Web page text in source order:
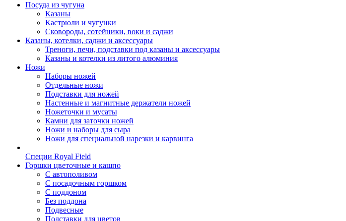
Посуда из чугуна
Казаны
Кастрюли и чугунки
Сковороды, сотейники, воки и саджи
Казаны, котелки, саджи и аксессуары
Треноги, печи, подставки под казаны и аксессуары
Казаны и котелки из литого алюминия
Ножи
Наборы ножей
Отдельные ножи
Подставки для ножей
Настенные и магнитные держатели ножей
Ножеточки и мусаты
Камни для заточки ножей
Ножи и наборы для сыра
Ножи для специальной нарезки и карвинга
Специи Royal Field
Горшки цветочные и кашпо
С автополивом
С посадочным горшком
С поддоном
Без поддона
Подвесные
Подставки для цветов